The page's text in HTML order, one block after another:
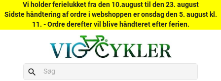
Vi holder ferielukket fra den 10.august til den 23. august
Sidste håndtering af ordre i webshoppen er onsdag den 5. august kl.
11. - Ordre derefter vil blive håndteret efter ferien.
search